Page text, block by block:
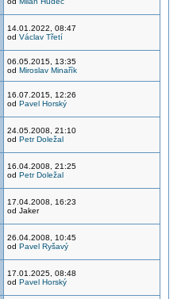
14.01.2022, 08:47
od Václav Třetí
06.05.2015, 13:35
od Miroslav Minařík
16.07.2015, 12:26
od Pavel Horský
24.05.2008, 21:10
od Petr Doležal
16.04.2008, 21:25
od Petr Doležal
17.04.2008, 16:23
od Jaker
26.04.2008, 10:45
od Pavel Ryšavý
17.01.2025, 08:48
od Pavel Horský